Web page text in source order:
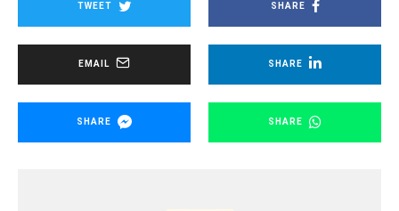
SHARE
TWEET
SHARE
EMAIL
SHARE
SHARE